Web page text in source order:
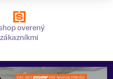
overený
zákazníkmi